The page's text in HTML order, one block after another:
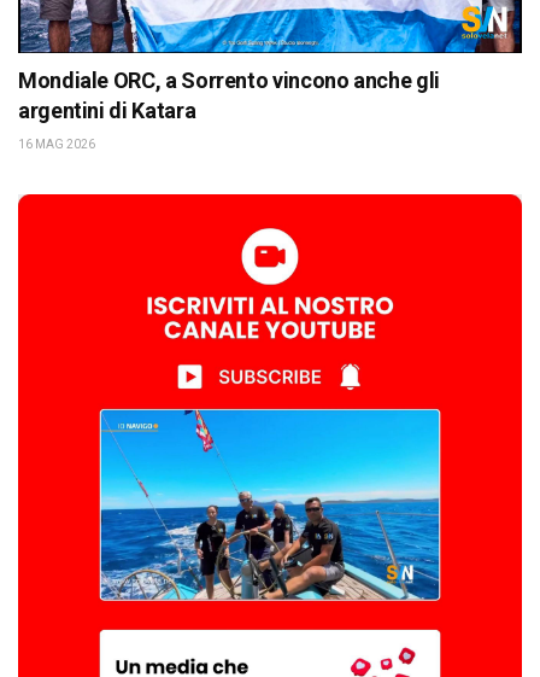
Mondiale ORC, a Sorrento vincono anche gli
argentini di Katara
16 MAG 2026